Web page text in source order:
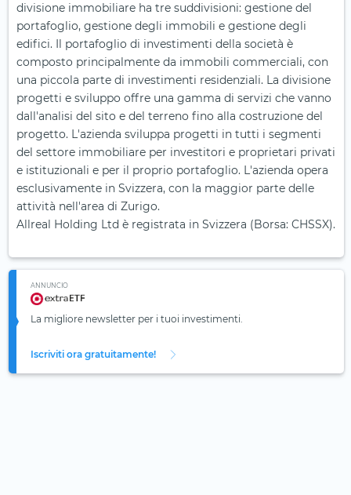
divisione immobiliare ha tre suddivisioni: gestione del
portafoglio, gestione degli immobili e gestione degli
edifici. Il portafoglio di investimenti della società è
composto principalmente da immobili commerciali, con
una piccola parte di investimenti residenziali. La divisione
progetti e sviluppo offre una gamma di servizi che vanno
dall'analisi del sito e del terreno fino alla costruzione del
progetto. L'azienda sviluppa progetti in tutti i segmenti
del settore immobiliare per investitori e proprietari privati
e istituzionali e per il proprio portafoglio. L'azienda opera
esclusivamente in Svizzera, con la maggior parte delle
attività nell'area di Zurigo.
Allreal Holding Ltd è registrata in Svizzera (Borsa: CHSSX).
ANNUNCIO
La migliore newsletter per i tuoi investimenti.
Iscriviti ora gratuitamente!